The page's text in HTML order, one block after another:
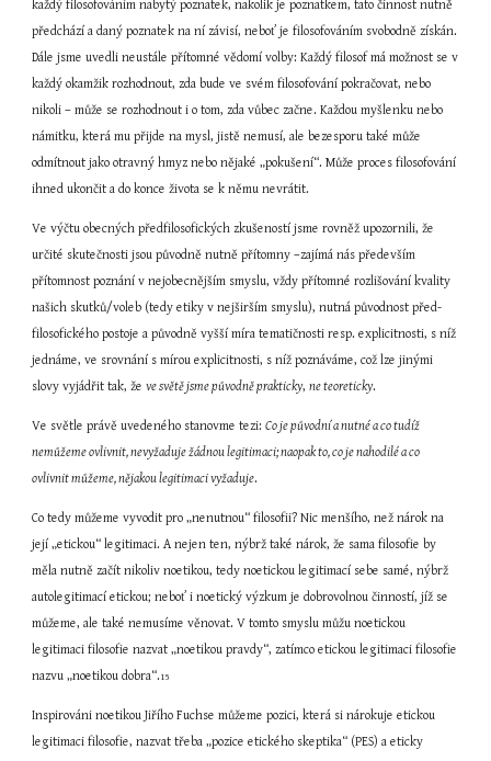
každý filosofováním nabytý poznatek, nakolik je poznatkem, tato činnost nutně
předchází a daný poznatek na ní závisí, neboť je filosofováním svobodně získán.
Dále jsme uvedli neustále přítomné vědomí volby: Každý filosof má možnost se v
každý okamžik rozhodnout, zda bude ve svém filosofování pokračovat, nebo
nikoli – může se rozhodnout i o tom, zda vůbec začne. Každou myšlenku nebo
námitku, která mu přijde na mysl, jistě nemusí, ale bezesporu také může
odmítnout jako otravný hmyz nebo nějaké „pokušení“. Může proces filosofování
ihned ukončit a do konce života se k němu nevrátit.
Ve výčtu obecných předfilosofických zkušeností jsme rovněž upozornili, že
určité skutečnosti jsou původně nutně přítomny –zajímá nás především
přítomnost poznání v nejobecnějším smyslu, vždy přítomné rozlišování kvality
našich skutků/voleb (tedy etiky v nejširším smyslu), nutná původnost před-
filosofického postoje a původně vyšší míra tematičnosti resp. explicitnosti, s níž
jednáme, ve srovnání s mírou explicitnosti, s níž poznáváme, což lze jinými
slovy vyjádřit tak, že ve světě jsme původně prakticky, ne teoreticky.
Ve světle právě uvedeného stanovme tezi: Co je původní a nutné a co tudíž
nemůžeme ovlivnit, nevyžaduje žádnou legitimaci; naopak to, co je nahodilé a co
ovlivnit můžeme, nějakou legitimaci vyžaduje.
Co tedy můžeme vyvodit pro „nenutnou“ filosofii? Nic menšího, než nárok na
její „etickou“ legitimaci. A nejen ten, nýbrž také nárok, že sama filosofie by
měla nutně začít nikoliv noetikou, tedy noetickou legitimací sebe samé, nýbrž
autolegitimací etickou; neboť i noetický výzkum je dobrovolnou činností, jíž se
můžeme, ale také nemusíme věnovat. V tomto smyslu můžu noetickou
legitimaci filosofie nazvat „noetikou pravdy“, zatímco etickou legitimaci filosofie
nazvu „noetikou dobra“.15
Inspirováni noetikou Jiřího Fuchse můžeme pozici, která si nárokuje etickou
legitimaci filosofie, nazvat třeba „pozice etického skeptika“ (PES) a eticky